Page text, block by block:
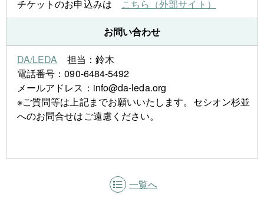
チケットのお申込みは こちら（外部サイト）
お問い合わせ
DA/LEDA 担当：鈴木
電話番号：090-6484-5492
メールアドレス：info@da-leda.org
※ご質問等は上記までお願いいたします。セシオン杉並
へのお問合せはご遠慮ください。
一覧へ